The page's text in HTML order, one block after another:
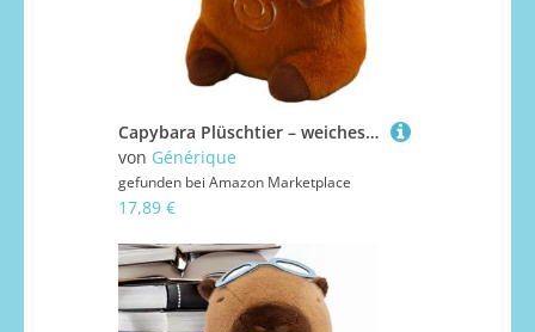
Capybara Plüschtier – weiches Capybara Plüschtier | Capybara Plüschfigur mit Licht, Capybara Kuschelspielzeug mit einstellbarer rhythmischer , weiche Puppen für und Erwachsene
von Générique
gefunden bei Amazon Marketplace
17,89 €